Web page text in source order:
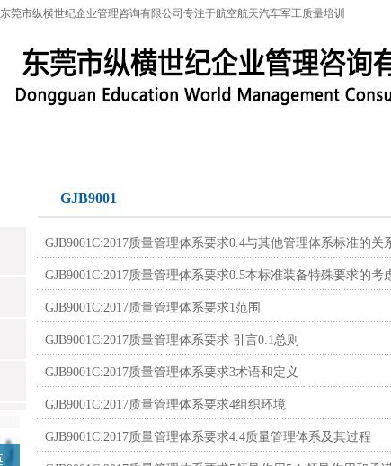
东莞市纵横世纪企业管理咨询有限公司专注于航空航天汽车军工质量培训
GJB9001
GJB9001C:2017质量管理体系要求0.4与其他管理体系标准的关
GJB9001C:2017质量管理体系要求0.5本标准装备特殊要求的考
GJB9001C:2017质量管理体系要求1范围
GJB9001C:2017质量管理体系要求 引言0.1总则
GJB9001C:2017质量管理体系要求3术语和定义
GJB9001C:2017质量管理体系要求4组织环境
GJB9001C:2017质量管理体系要求4.4质量管理体系及其过程